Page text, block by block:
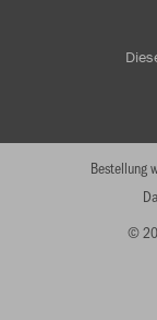
©
Bestellung